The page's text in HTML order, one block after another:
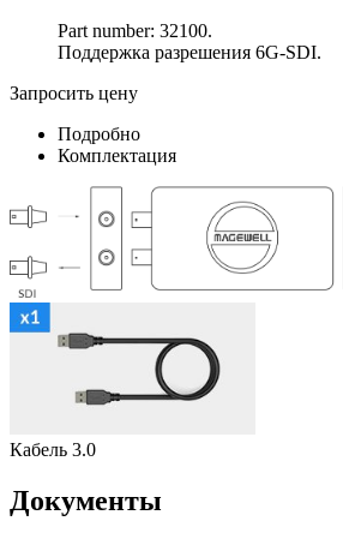
Part number: 32100.
Поддержка разрешения 6G-SDI.
Запросить цену
Подробно
Комплектация
Кабель 3.0
Документы